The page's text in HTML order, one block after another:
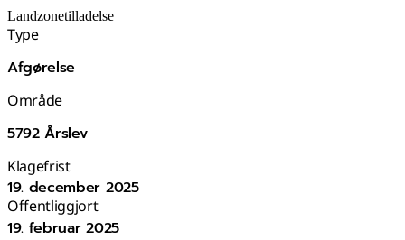
Landzonetilladelse
Type
Afgørelse
Område
5792 Årslev
Klagefrist
19. december 2025
Offentliggjort
19. februar 2025